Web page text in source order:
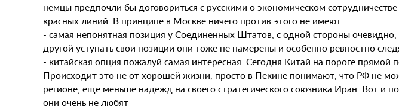
немцы предпочли бы договориться с русскими о экономическом
красных линий. В принципе в Москве ничего против этого не имеют
- самая непонятная позиция у Соединенных Штатов, с одной стороны
другой уступать свои позиции они тоже не намерены и особенно ревностно
- китайская опция пожалуй самая интересная. Сегодня Китай на пороге прямой
Происходит это не от хорошей жизни, просто в Пекине понимают, что РФ не
регионе, ещё меньше надежд на своего стратегического союзника Иран. Вот и
они очень не любят